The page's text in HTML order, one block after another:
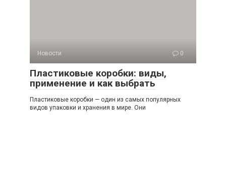
Новости 0
Пластиковые коробки: виды,
применение и как выбрать
Пластиковые коробки — один из самых популярных
видов упаковки и хранения в мире. Они